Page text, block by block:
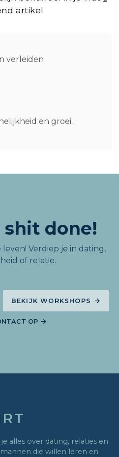
artikel.
verleiden
en groei.
done!
Verdiep je in dating,
of relatie.
BEKIJK WORKSHOPS
OP
alles over dating, relaties en
die willen leren en